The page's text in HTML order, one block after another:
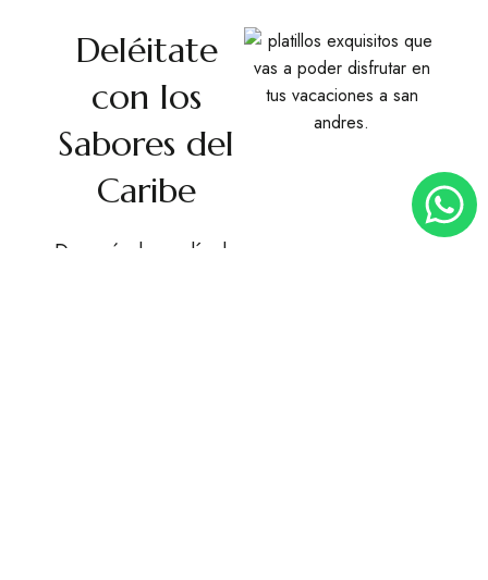
Deléitate
con los
Sabores del
Caribe
Después de un día de